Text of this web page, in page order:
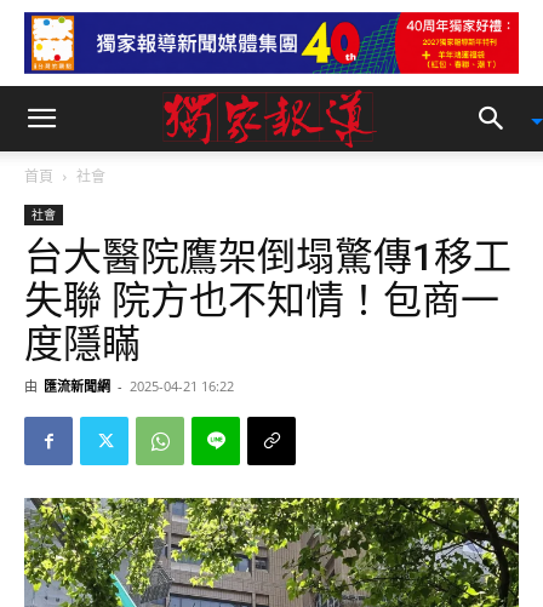
首頁 社會
社會
台大醫院鷹架倒塌驚傳1移工
失聯 院方也不知情！包商一
度隱瞞
由 匯流新聞網 - 2025-04-21 16:22